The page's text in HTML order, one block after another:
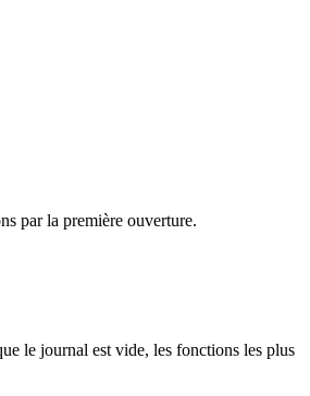
par la première ouverture.
le journal est vide, les fonctions les plus